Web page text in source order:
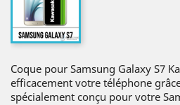
Coque pour Samsung Galaxy S7
efficacement votre téléphone
spécialement conçu pour votre